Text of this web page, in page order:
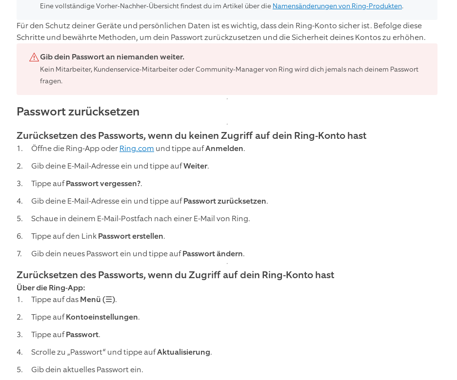
Eine vollständige Vorher-Nachher-Übersicht findest du im Artikel über die Namensänderungen von Ring-Produkten.
Für den Schutz deiner Geräte und persönlichen Daten ist es wichtig, dass dein Ring-Konto sicher ist. Befolge diese
Schritte und bewährte Methoden, um dein Passwort zurückzusetzen und die Sicherheit deines Kontos zu erhöhen.
Gib dein Passwort an niemanden weiter.
Kein Mitarbeiter, Kundenservice-Mitarbeiter oder Community-Manager von Ring wird dich jemals nach deinem Passwort
fragen.
Passwort zurücksetzen
Zurücksetzen des Passworts, wenn du keinen Zugriff auf dein Ring-Konto hast
Öffne die Ring-App oderRing.com und tippe aufAnmelden.
Gib deine E-Mail-Adresse ein und tippe aufWeiter.
Tippe aufPasswort vergessen?.
Gib deine E-Mail-Adresse ein und tippe aufPasswort zurücksetzen.
Schaue in deinem E-Mail-Postfach nach einer E-Mail von Ring.
Tippe auf den LinkPasswort erstellen.
Gib dein neues Passwort ein und tippe aufPasswort ändern.
Zurücksetzen des Passworts, wenn du Zugriff auf dein Ring-Konto hast
Über die Ring-App:
Tippe auf dasMenü (☰).
Tippe aufKontoeinstellungen.
Tippe aufPasswort.
Scrolle zu „Passwort“ und tippe aufAktualisierung.
Gib dein aktuelles Passwort ein.